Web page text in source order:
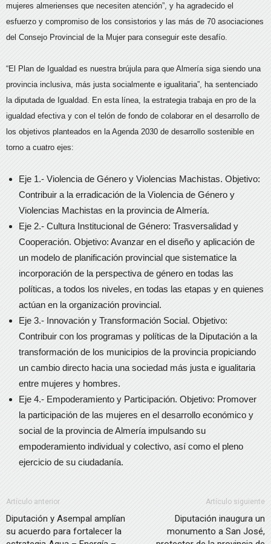
mujeres almerienses que necesiten atención”, y ha agradecido el
esfuerzo y compromiso de los consistorios y las más de 70 asociaciones
del Consejo Provincial de la Mujer para conseguir este desafío.
“El Plan de Igualdad es nuestra brújula para que Almería siga siendo una
provincia inclusiva, más justa socialmente e igualitaria”, ha sentenciado
la diputada de Igualdad. En esta línea, la estrategia trabaja en pro de la
igualdad efectiva y con el telón de fondo de colaborar en el desarrollo de
los objetivos planteados en la Agenda 2030 de desarrollo sostenible en
torno a cuatro ejes:
Eje 1.- Violencia de Género y Violencias Machistas. Objetivo:
Contribuir a la erradicación de la Violencia de Género y
Violencias Machistas en la provincia de Almería.
Eje 2.- Cultura Institucional de Género: Trasversalidad y
Cooperación. Objetivo: Avanzar en el diseño y aplicación de
un modelo de planificación provincial que sistematice la
incorporación de la perspectiva de género en todas las
políticas, a todos los niveles, en todas las etapas y en quienes
actúan en la organización provincial.
Eje 3.- Innovación y Transformación Social. Objetivo:
Contribuir con los programas y políticas de la Diputación a la
transformación de los municipios de la provincia propiciando
un cambio directo hacia una sociedad más justa e igualitaria
entre mujeres y hombres.
Eje 4.- Empoderamiento y Participación. Objetivo: Promover
la participación de las mujeres en el desarrollo económico y
social de la provincia de Almería impulsando su
empoderamiento individual y colectivo, así como el pleno
ejercicio de su ciudadanía.
Artículo anterior
Diputación y Asempal amplían
su acuerdo para fortalecer la
Artículo siguiente
Diputación inaugura un
monumento a San José,